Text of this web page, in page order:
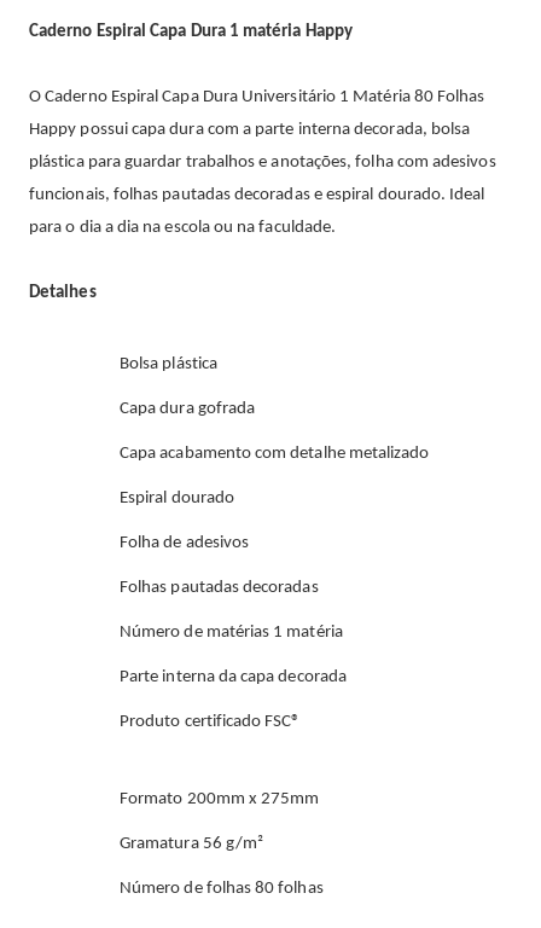
Caderno Espiral Capa Dura 1 matéria Happy
O Caderno Espiral Capa Dura Universitário 1 Matéria 80 Folhas
Happy possui capa dura com a parte interna decorada, bolsa
plástica para guardar trabalhos e anotações, folha com adesivos
funcionais, folhas pautadas decoradas e espiral dourado. Ideal
para o dia a dia na escola ou na faculdade.
Detalhes
Bolsa plástica
Capa dura gofrada
Capa acabamento com detalhe metalizado
Espiral dourado
Folha de adesivos
Folhas pautadas decoradas
Número de matérias 1 matéria
Parte interna da capa decorada
Produto certificado FSC®
Formato 200mm x 275mm
Gramatura 56 g/m²
Número de folhas 80 folhas